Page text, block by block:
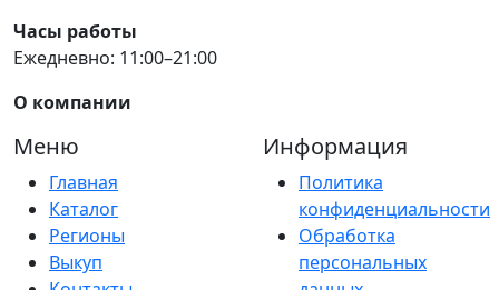
Часы работы
Ежедневно: 11:00–21:00
О компании
Меню
Главная
Каталог
Регионы
Выкуп
Информация
Политика
конфиденциальности
Обработка
персональных